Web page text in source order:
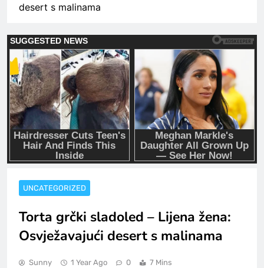
desert s malinama
UNCATEGORIZED
Torta grčki sladoled – Lijena žena:
Osvježavajući desert s malinama
Sunny 1 Year Ago 0 7 Mins